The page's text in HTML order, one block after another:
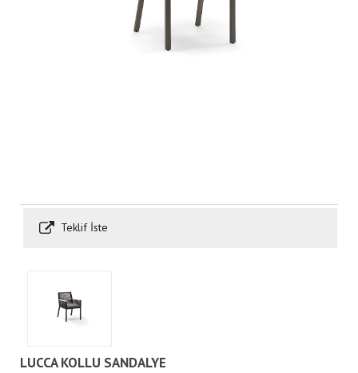
Teklif İste
LUCCA KOLLU SANDALYE